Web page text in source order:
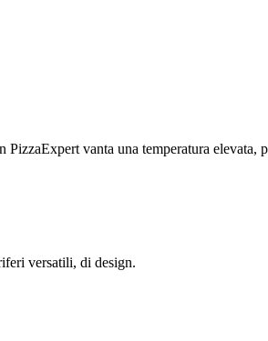
vanta una temperatura elevata,
versatili, di design.